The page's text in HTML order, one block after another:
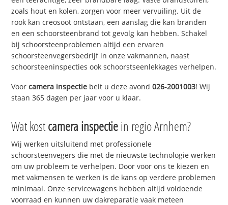
zoals hout en kolen, zorgen voor meer vervuiling. Uit de
rook kan creosoot ontstaan, een aanslag die kan branden
en een schoorsteenbrand tot gevolg kan hebben. Schakel
bij schoorsteenproblemen altijd een ervaren
schoorsteenvegersbedrijf in onze vakmannen, naast
schoorsteeninspecties ook schoorstseenlekkages verhelpen.
Voorcamera inspectie belt u deze avond026-2001003! Wij
staan 365 dagen per jaar voor u klaar.
Wat kostcamera inspectiein regio Arnhem?
Wij werken uitsluitend met professionele
schoorsteenvegers die met de nieuwste technologie werken
om uw probleem te verhelpen. Door voor ons te kiezen en
met vakmensen te werken is de kans op verdere problemen
minimaal. Onze servicewagens hebben altijd voldoende
voorraad en kunnen uw dakreparatie vaak meteen